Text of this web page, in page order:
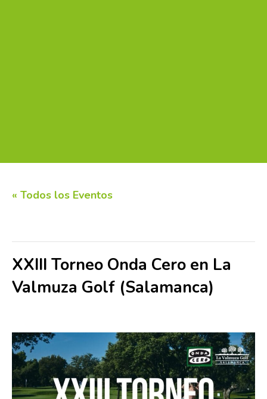
« Todos los Eventos
XXIII Torneo Onda Cero en La
Valmuza Golf (Salamanca)